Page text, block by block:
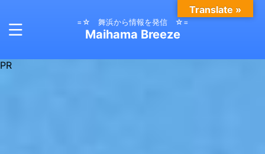
=☆ 舞浜から情報を発信 ☆=
Maihama Breeze
PR
Translate »